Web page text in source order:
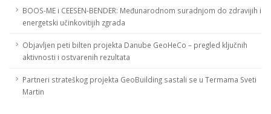
BOOS-ME i CEESEN-BENDER: Međunarodnom suradnjom do zdravijih i
energetski učinkovitijih zgrada
Objavljen peti bilten projekta Danube GeoHeCo – pregled ključnih
aktivnosti i ostvarenih rezultata
Partneri strateškog projekta GeoBuilding sastali se u Termama Sveti
Martin